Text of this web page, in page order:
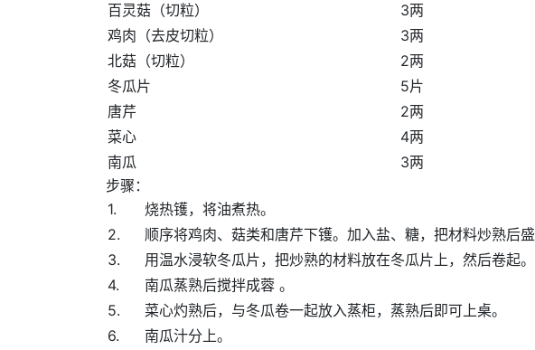
百灵菇（切粒）
3两
鸡肉（去皮切粒）
3两
北菇（切粒）
2两
冬瓜片
5片
唐芹
2两
菜心
4两
南瓜
3两
步骤：
1.
烧热镬，将油煮热。
2.
顺序将鸡肉、菇类和唐芹下镬。加入盐、糖，把材料炒熟后盛
3.
用温水浸软冬瓜片，把炒熟的材料放在冬瓜片上，然后卷起。
4.
南瓜蒸熟后搅拌成蓉 。
5.
菜心灼熟后，与冬瓜卷一起放入蒸柜，蒸熟后即可上桌。
6.
南瓜汁分上。